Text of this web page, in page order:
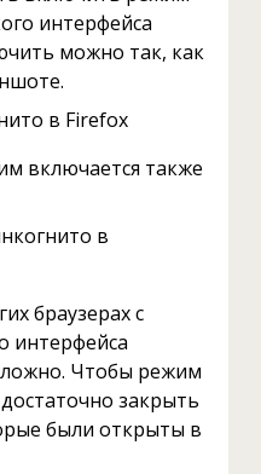
интерфейса
можно так, как
включается также
браузерах с
интерфейса
Чтобы режим
закрыть
были открыты в